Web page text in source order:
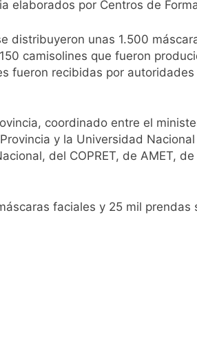
Milei
Ocampo, tras la difusión de
pedido del peronismo de girar el
en segundos
por Centros de
distribuyeron unas 1.500
camisolines que fueron
fueron recibidas por
coordinado entre el
y la Universidad
del COPRET, de AMET,
faciales y 25 mil prendas